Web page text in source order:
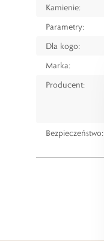
Kamienie:
Parametry:
Dla kogo:
Marka:
Producent:
Bezpieczeństwo: